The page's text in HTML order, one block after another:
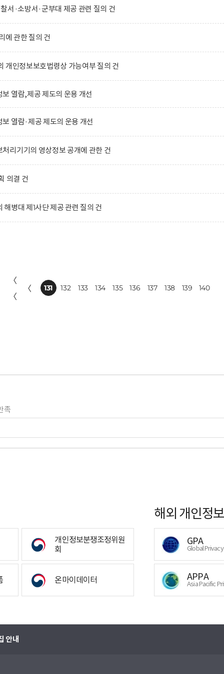
서·소방서·군부대 제공 관련 질의 건
에 관한 질의 건
개인정보보호법령상 가능여부 질의 건
열람,제공 제도의 운용 개선
열람·제공 제도의 운용 개선
리기기의 영상정보 공개에 관한 건
의결 건
병대 제1사단 제공 관련 질의 건
〈
〈
〈 131 132 133 134 135 136 137 138 139 140
족
개인정보분쟁조정위원
회
온마이데이터
해외 개인정
GPA
Global
APPA
Asia Pacific
안내